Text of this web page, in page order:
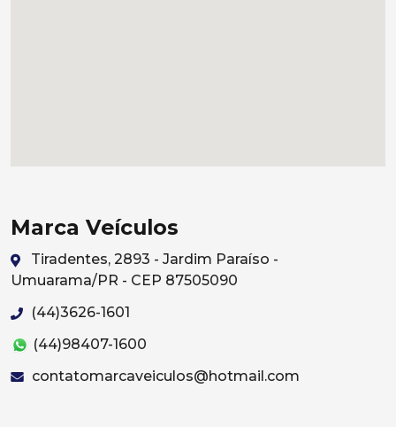
Marca Veículos
Tiradentes, 2893 - Jardim Paraíso -
Umuarama/PR - CEP 87505090
(44)3626-1601
(44)98407-1600
contatomarcaveiculos@hotmail.com